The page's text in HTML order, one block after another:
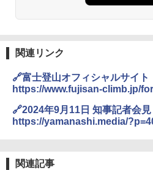
関連リンク
🔗富士登山オフィシャルサイト
https://www.fujisan-climb.jp/
🔗2024年9月11日 知事記者会見
https://yamanashi.media/
関連記事